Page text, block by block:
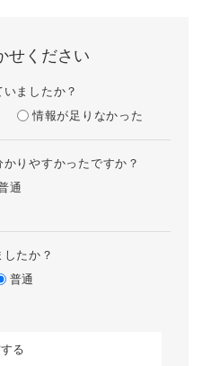
せください
ましたか？
情報が足りなかった
りやすかったですか？
通
たか？
普通